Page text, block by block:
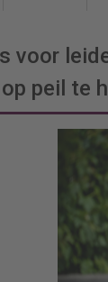
voor
peil te